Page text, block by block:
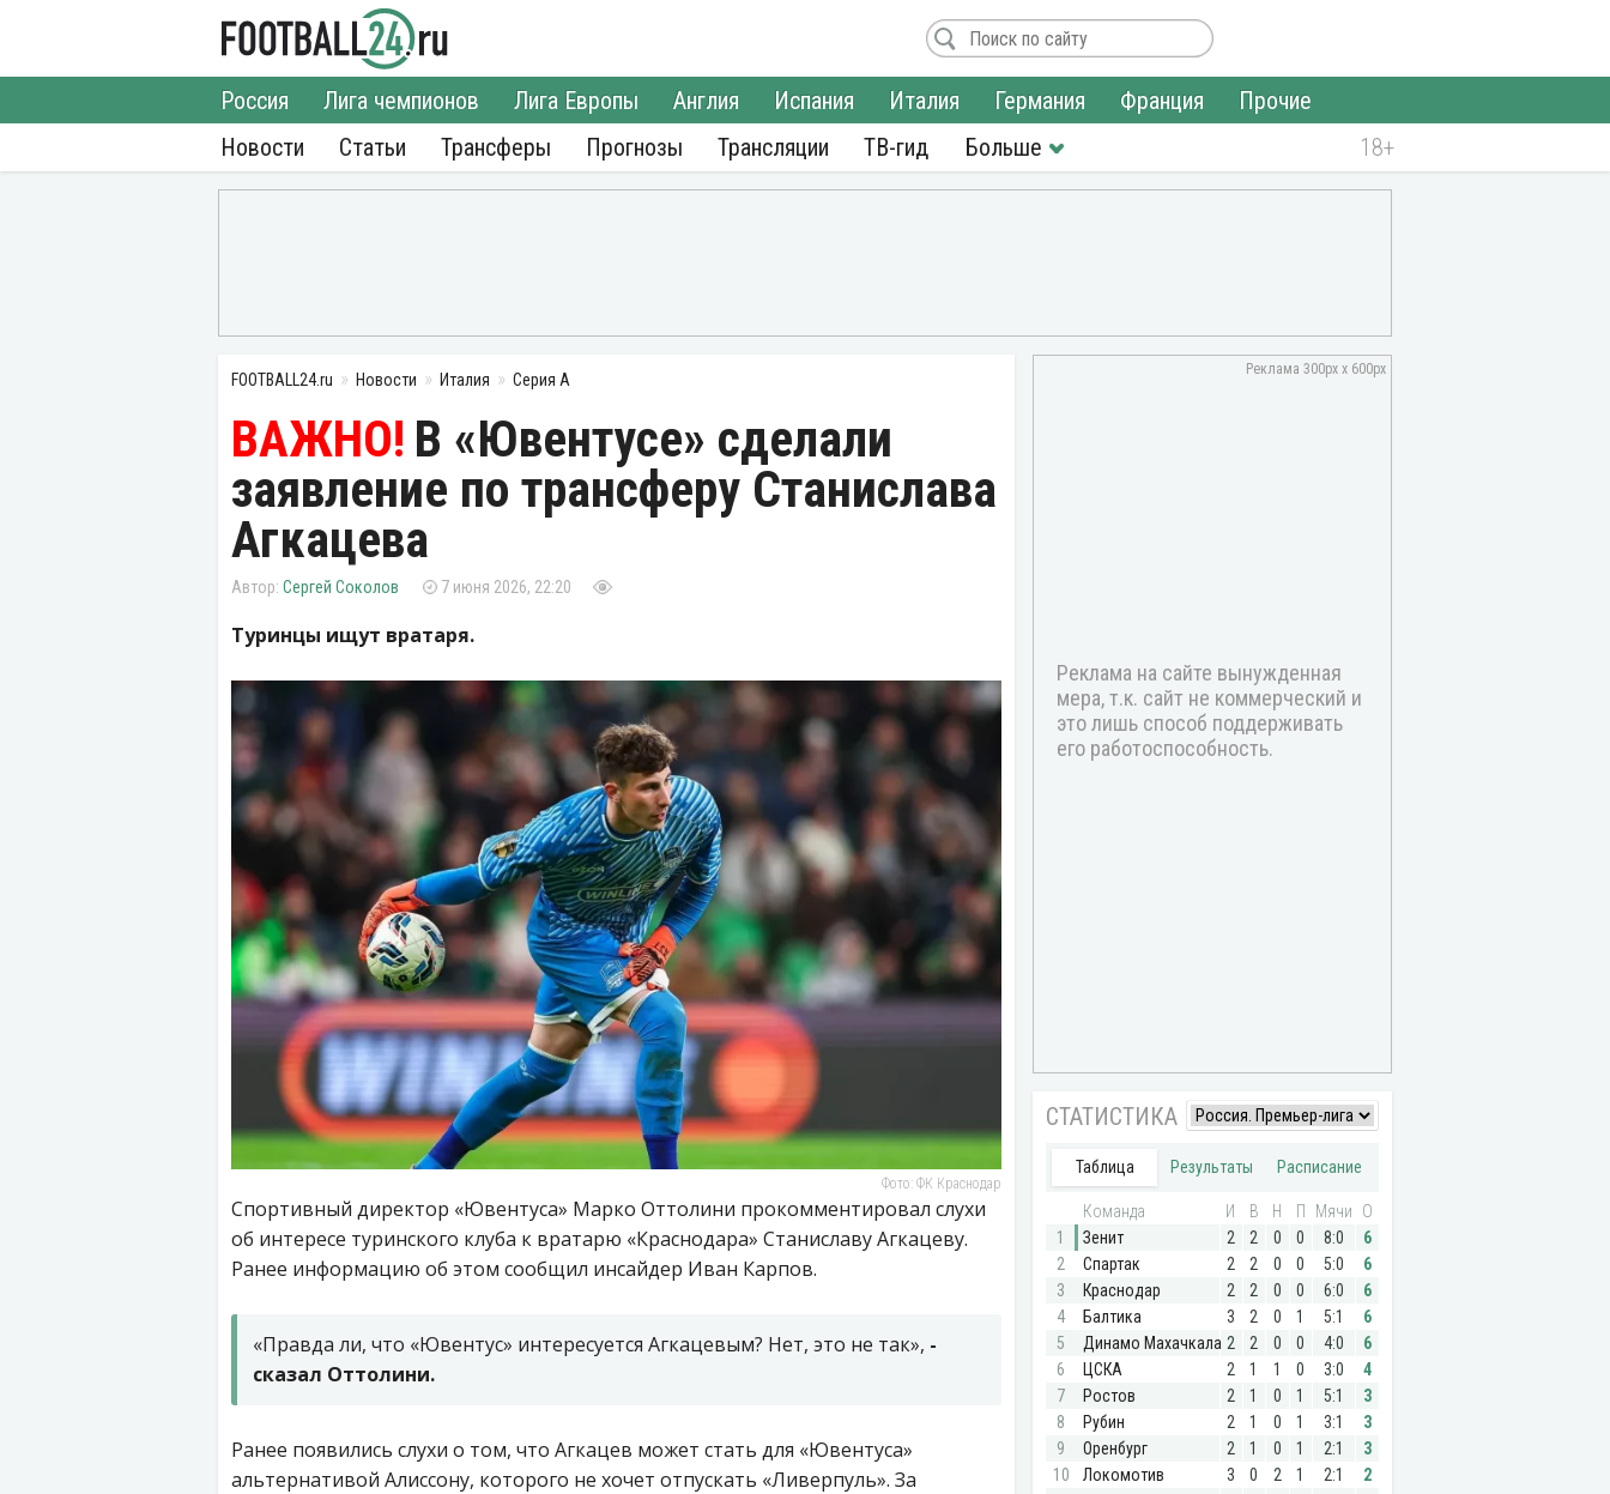
Новости
Россия Лига чемпионов Лига Европы Англия Испания Италия Германия Франция
Прочие
Статьи
Трансферы Прогнозы Трансляции ТВ-гид
FOOTBALL24.ru Новости Италия Серия А
В «Ювентусе» сделали
заявление по трансферу Станислава
Агкацева
Сергей Соколов 7 июня 2026, 22:20
Туринцы ищут вратаря.
Фото: ФК Краснодар
Спортивный директор «Ювентуса» Марко Оттолини прокомментировал слухи
об интересе туринского клуба к вратарю «Краснодара» Станиславу Агкацеву.
Ранее информацию об этом сообщил инсайдер Иван Карпов.
«Правда ли, что «Ювентус» интересуется Агкацевым? Нет, это не так», -
сказал Оттолини.
Ранее появились слухи о том, что Агкацев может стать для «Ювентуса»
альтернативой Алиссону, которого не хочет отпускать «Ливерпуль». За